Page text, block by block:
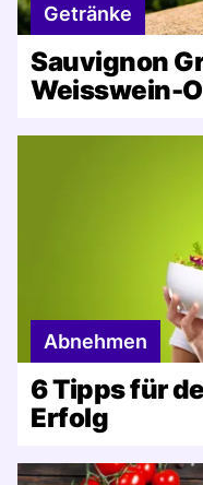
Getränke
Sauvignon
Weisswein-
Abnehmen
6 Tipps für
Erfolg